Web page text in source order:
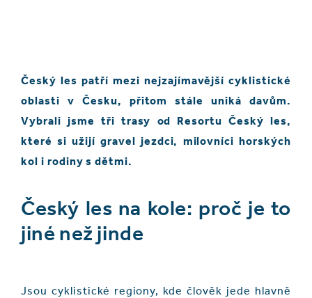
Český les patří mezi nejzajímavější cyklistické
oblasti v Česku, přitom stále uniká davům.
Vybrali jsme tři trasy od Resortu Český les,
které si užijí gravel jezdci, milovníci horských
kol i rodiny s dětmi.
Český les na kole: proč je to
jiné než jinde
Jsou cyklistické regiony, kde člověk jede hlavně